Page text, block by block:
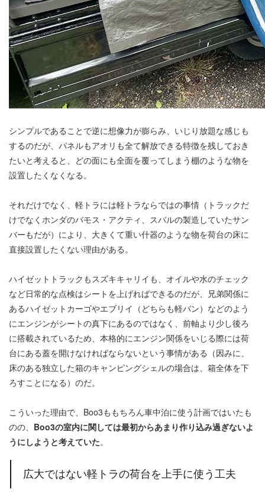
シンプルであることで逆に想像力が膨らみ、いじり放題な感じも
するのだが、パネルもアオリも全て解放できる特徴を残しておき
たいと考えると、どの面にも全面を覆ってしまう棚のような物を
設置したくなくなる。
それだけでなく、軽トラには軽トラならではの事情（トラックだ
けでなくホンダのバモス・アクティ、スバルの製造していたサン
バーもだが）により、大きくて重い什器のような物を荷台の床に
直接設置したくない理由がある。
ハイゼットトラックもスズキキャリイも、オイルや水のチェック
など日常的な点検はシートを上げればできるのだが、兄弟関係に
あるハイゼットカーゴやエブリイ（どちらも軽バン）などのよう
にエンジンがシートの真下にあるのではなく、前軸より少し後ろ
に搭載されているため、本格的にエンジン関係をいじる際には荷
台にある蓋を開けなければならないという事情がある（因みに、
床のある独立した箱のキャンピングシェルの場合は、箱全体を下
ろすことになる）のだ。
こういった理由で、Boo3ももちろん車中泊に使う計画ではいたも
のの、 Boo3の室内に関しては最初からあまり作り込み過ぎないよ
うにしようと考えていた。
広大ではない軽トラの荷台を上手に使う工夫